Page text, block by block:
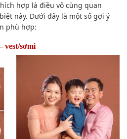
hợp là điều vô cùng quan
này. Dưới đây là một số gợi ý
phù hợp:
vest/sơmi